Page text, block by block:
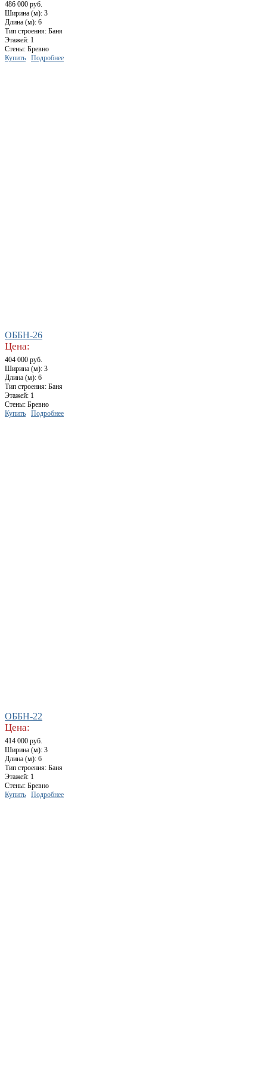
486 000 руб.
Ширина (м): 3
Длина (м): 6
Тип строения: Баня
Этажей: 1
Стены: Бревно
Купить
Подробнее
ОББН-26
Цена:
404 000 руб.
Ширина (м): 3
Длина (м): 6
Тип строения: Баня
Этажей: 1
Стены: Бревно
Купить
Подробнее
ОББН-22
Цена:
414 000 руб.
Ширина (м): 3
Длина (м): 6
Тип строения: Баня
Этажей: 1
Стены: Бревно
Купить
Подробнее